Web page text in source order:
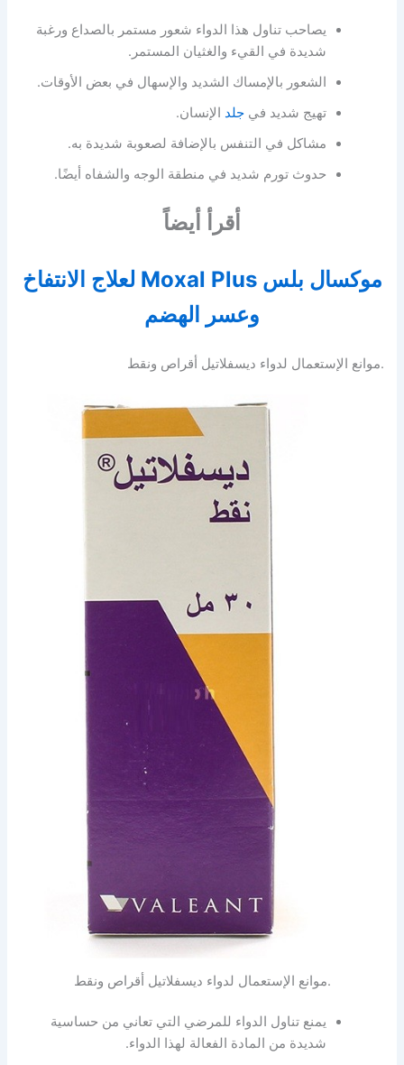
يصاحب تناول هذا الدواء شعور مستمر بالصداع ورغبة
شديدة في القيء والغثيان المستمر.
الشعور بالإمساك الشديد والإسهال في بعض الأوقات.
تهيج شديد فيجلد الإنسان.
مشاكل في التنفس بالإضافة لصعوبة شديدة به.
حدوث تورم شديد في منطقة الوجه والشفاه أيضًا.
أقرأ أيضاً
موكسال بلس Moxal Plus لعلاج الانتفاخ
وعسر الهضم
.موانع الإستعمال لدواء ديسفلاتيل أقراص ونقط
.موانع الإستعمال لدواء ديسفلاتيل أقراص ونقط
يمنع تناول الدواء للمرضي التي تعاني من حساسية
شديدة من المادة الفعالة لهذا الدواء.